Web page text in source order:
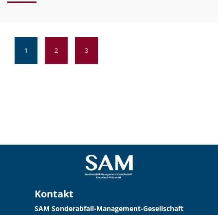
1 2 3
Kontakt
SAM Sonderabfall-Management-Gesellschaft